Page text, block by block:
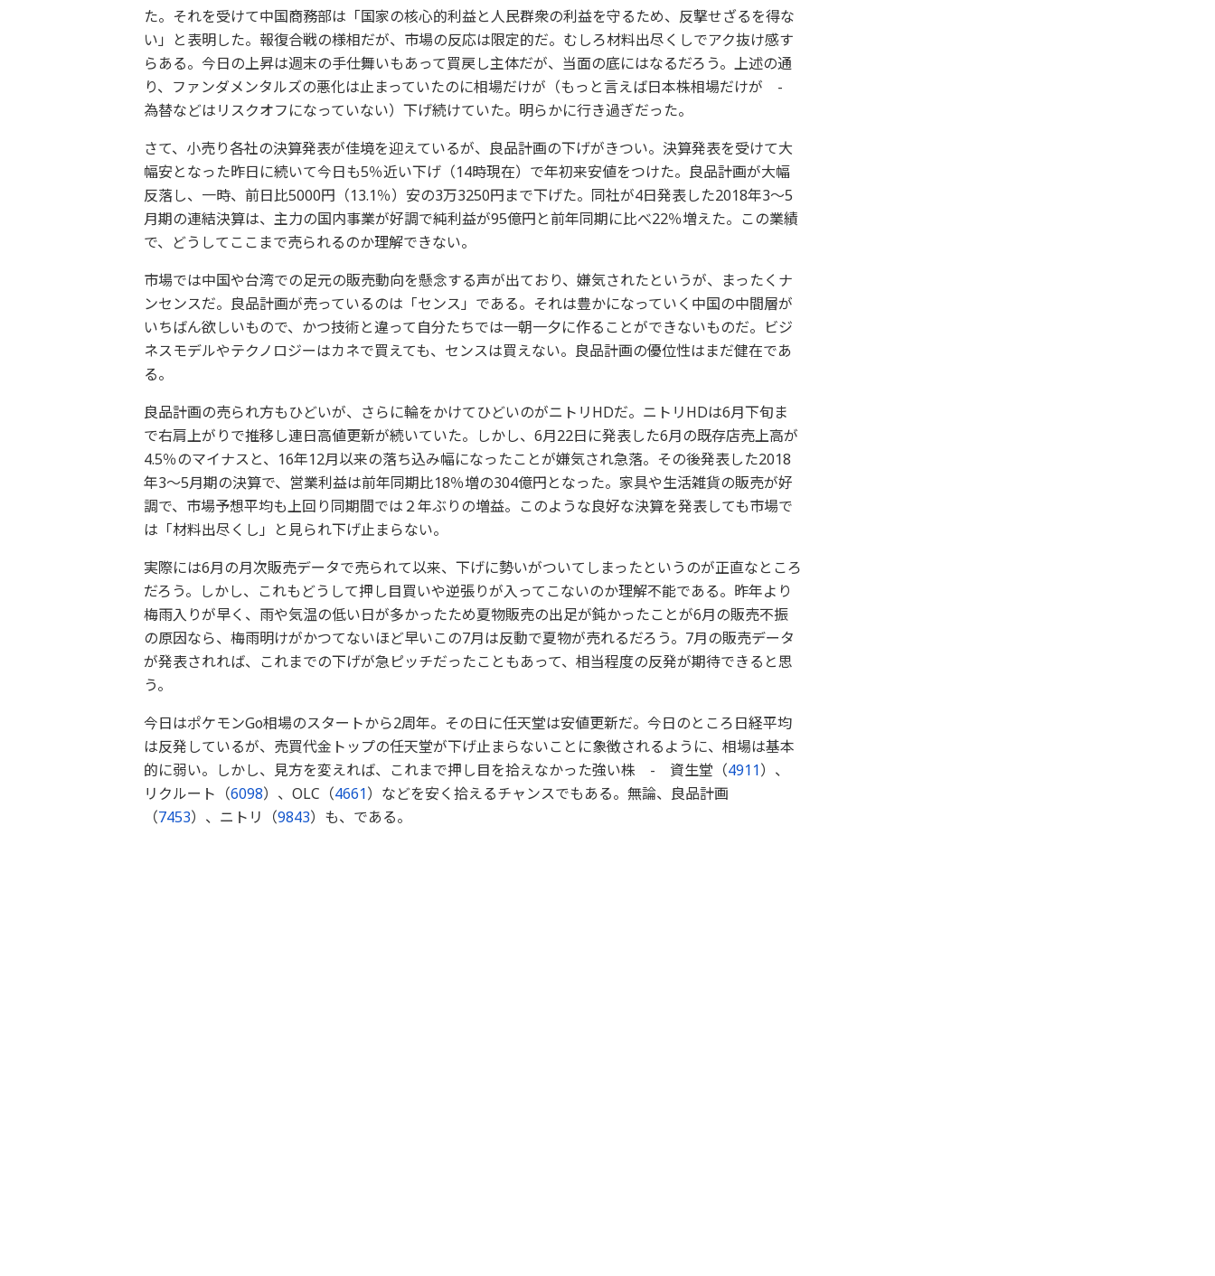
た。それを受けて中国商務部は「国家の核心的利益と人民群衆の利益を守るため、反撃せざるを得な
い」と表明した。報復合戦の様相だが、市場の反応は限定的だ。むしろ材料出尽くしでアク抜け感す
らある。今日の上昇は週末の手仕舞いもあって買戻し主体だが、当面の底にはなるだろう。上述の通
り、ファンダメンタルズの悪化は止まっていたのに相場だけが（もっと言えば日本株相場だけが -
為替などはリスクオフになっていない）下げ続けていた。明らかに行き過ぎだった。
さて、小売り各社の決算発表が佳境を迎えているが、良品計画の下げがきつい。決算発表を受けて大
幅安となった昨日に続いて今日も5％近い下げ（14時現在）で年初来安値をつけた。良品計画が大幅
反落し、一時、前日比5000円（13.1％）安の3万3250円まで下げた。同社が4日発表した2018年3～5
月期の連結決算は、主力の国内事業が好調で純利益が95億円と前年同期に比べ22％増えた。この業績
で、どうしてここまで売られるのか理解できない。
市場では中国や台湾での足元の販売動向を懸念する声が出ており、嫌気されたというが、まったくナ
ンセンスだ。良品計画が売っているのは「センス」である。それは豊かになっていく中国の中間層が
いちばん欲しいもので、かつ技術と違って自分たちでは一朝一夕に作ることができないものだ。ビジ
ネスモデルやテクノロジーはカネで買えても、センスは買えない。良品計画の優位性はまだ健在であ
る。
良品計画の売られ方もひどいが、さらに輪をかけてひどいのがニトリHDだ。ニトリHDは6月下旬ま
で右肩上がりで推移し連日高値更新が続いていた。しかし、6月22日に発表した6月の既存店売上高が
4.5％のマイナスと、16年12月以来の落ち込み幅になったことが嫌気され急落。その後発表した2018
年3～5月期の決算で、営業利益は前年同期比18％増の304億円となった。家具や生活雑貨の販売が好
調で、市場予想平均も上回り同期間では２年ぶりの増益。このような良好な決算を発表しても市場で
は「材料出尽くし」と見られ下げ止まらない。
実際には6月の月次販売データで売られて以来、下げに勢いがついてしまったというのが正直なところ
だろう。しかし、これもどうして押し目買いや逆張りが入ってこないのか理解不能である。昨年より
梅雨入りが早く、雨や気温の低い日が多かったため夏物販売の出足が鈍かったことが6月の販売不振
の原因なら、梅雨明けがかつてないほど早いこの7月は反動で夏物が売れるだろう。7月の販売データ
が発表されれば、これまでの下げが急ピッチだったこともあって、相当程度の反発が期待できると思
う。
今日はポケモンGo相場のスタートから2周年。その日に任天堂は安値更新だ。今日のところ日経平均
は反発しているが、売買代金トップの任天堂が下げ止まらないことに象徴されるように、相場は基本
的に弱い。しかし、見方を変えれば、これまで押し目を拾えなかった強い株 - 資生堂（4911）、
リクルート（6098）、OLC（4661）などを安く拾えるチャンスでもある。無論、良品計画
（7453）、ニトリ（9843）も、である。